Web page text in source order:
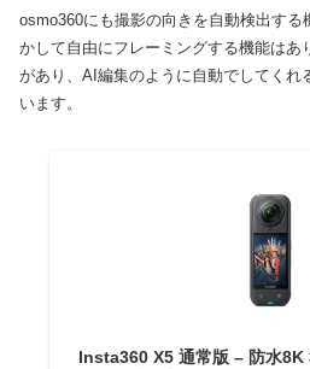
osmo360にも撮影の向きを自動検出する
かして自由にフレーミングする機能はあ
があり、AI編集のように自動でしてくれ
います。
Insta360 X5 通常版 – 防水8K